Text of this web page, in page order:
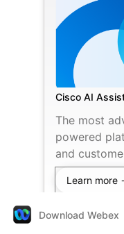
Cisco AI
The most
powered
and
Learn more
Download Webex